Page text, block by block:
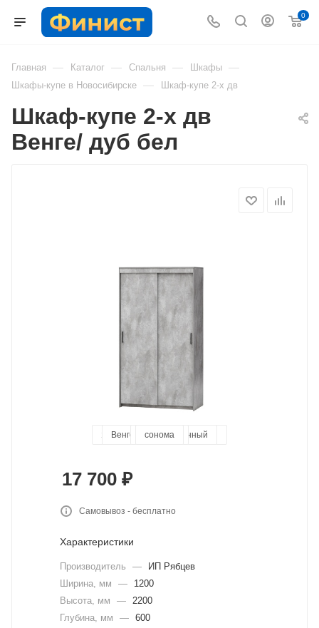
0
Главная — Каталог — Спальня — Шкафы —
Шкафы-купе в Новосибирске — Шкаф-купе 2-х дв
Шкаф-купе 2-х дв
Венге/ дуб бел
цемент
Ясень Шимо Светло-Темный
Венге-Дуб Выбеленный
базальт
дуб юстус
сонома
17 700 ₽
Самовывоз - бесплатно
Характеристики
Производитель —
ИП Рябцев
Ширина, мм
—
1200
Высота, мм
— 2200
Глубина, мм
— 600